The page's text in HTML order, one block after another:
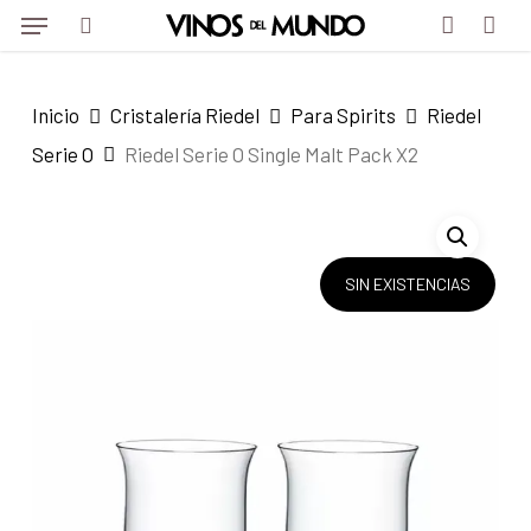
Skip
content
Menu
Inicio Cristalería Riedel Para Spirits
Riedel
Serie O
Riedel Serie O Single Malt Pack X2
SIN EXISTENCIAS